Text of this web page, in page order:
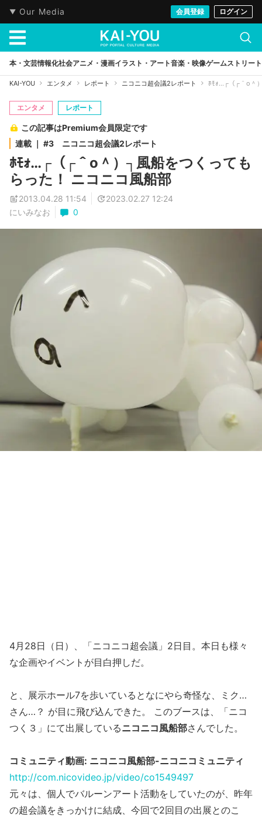
Our Media 会員登録 ログイン
本・文芸情報化社会アニメ・漫画イラスト・アート音楽・映像ゲームストリート
KAI-YOU エンタメ レポート ニコニコ超会議2レポート ﾎﾓｫ…┌（┌＾o＾
エンタメ レポート
この記事はPremium会員限定です
連載 ｜ #3 ニコニコ超会議2レポート
ﾎﾓｫ…┌（┌＾o＾）┐風船をつくっても
らった！ ニコニコ風船部
2013.04.28 11:54
2023.02.27 12:24
にいみなお
0
4月28日（日）、「ニコニコ超会議」2日目。本日も様々
な企画やイベントが目白押しだ。
と、展示ホール7を歩いているとなにやら奇怪な、ミク…
さん…？ が目に飛び込んできた。 このブースは、「ニコ
つく３」にて出展しているニコニコ風船部さんでした。
コミュニティ動画: ニコニコ風船部-ニコニコミュニティ
http://com.nicovideo.jp/video/co1549497
元々は、個人でバルーンアート活動をしていたのが、昨年
の超会議をきっかけに結成、今回で2回目の出展とのこ